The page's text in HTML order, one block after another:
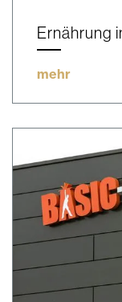
Ernährung
mehr